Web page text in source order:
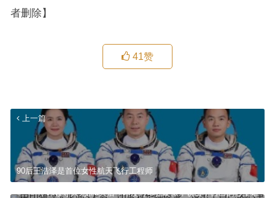
者删除】
41赞
上一篇
90后王浩泽是首位女性航天飞行工程师
中印领导人见面3天后，印度对华强硬派，说出了自己的心里话